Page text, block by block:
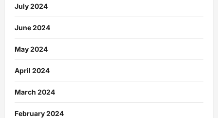
July 2024
June 2024
May 2024
April 2024
March 2024
February 2024